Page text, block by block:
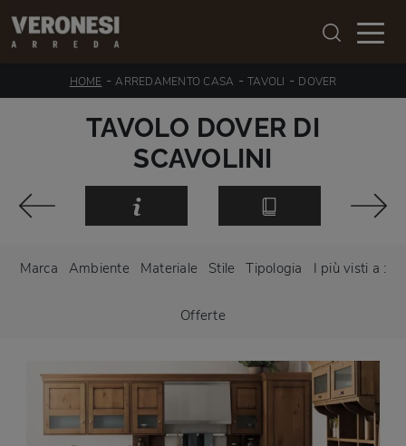
HOME -ARREDAMENTO CASA - TAVOLI - DOVER
TAVOLO DOVER DI
SCAVOLINI
Marca Ambiente Materiale Stile Tipologia I più visti a :
Offerte